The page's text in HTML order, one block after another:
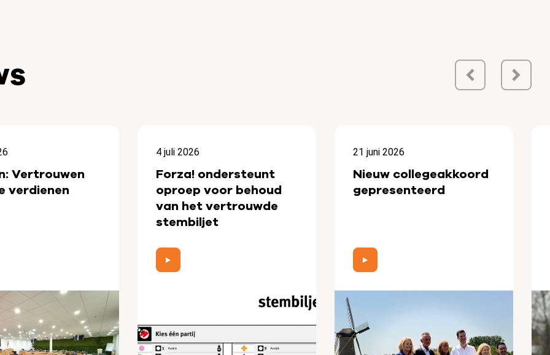
Vertrouwen
verdienen
4 juli 2026
Forza! ondersteunt
oproep voor behoud
van het vertrouwde
stembiljet
21 juni 2026
Nieuw collegeakkoord
gepresenteerd